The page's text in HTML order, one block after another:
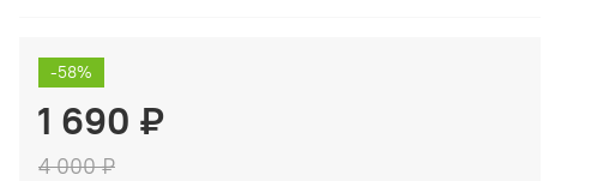
-58%
1 690 ₽
4 000 ₽